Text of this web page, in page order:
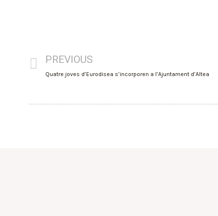
PREVIOUS
Quatre joves d’Eurodisea s’incorporen a l’Ajuntament d’Altea